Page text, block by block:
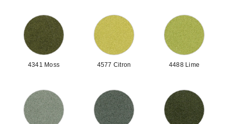
4341 Moss 4577 Citron 4488 Lime